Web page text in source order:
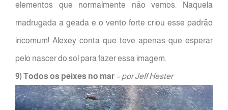
elementos que normalmente não vemos. Naquela
madrugada a geada e o vento forte criou esse padrão
incomum! Alexey conta que teve apenas que esperar
pelo nascer do sol para fazer essa imagem.
9) Todos os peixes no mar – por Jeff Hester